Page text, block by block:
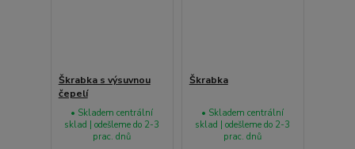
Škrabka s výsuvnou
čepelí
• Skladem centrální
sklad | odešleme do 2-3
prac. dnů
Škrabka
• Skladem centrální
sklad | odešleme do 2-3
prac. dnů